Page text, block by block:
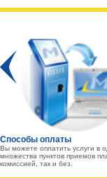
Способы оплаты
Вы можете оплатить услуги в
множества пунктов приемов
комиссией, так и без.